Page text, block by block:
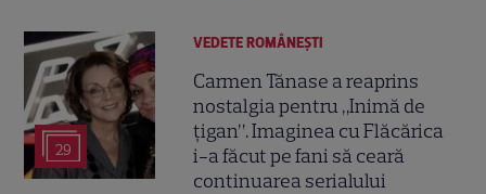
29
VEDETE ROMÂNEŞTI
Carmen Tănase a reaprins
nostalgia pentru „Inimă de
țigan”. Imaginea cu Flăcărica
i-a făcut pe fani să ceară
continuarea serialului